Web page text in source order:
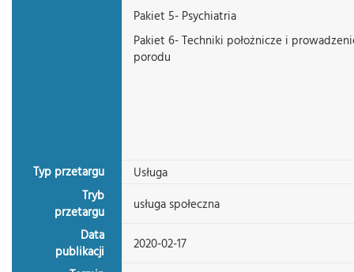
Pakiet 5- Psychiatria
Pakiet 6- Techniki położnicze i
porodu
Typ przetargu
Usługa
Tryb
przetargu
usługa społeczna
Data
publikacji
2020-02-17